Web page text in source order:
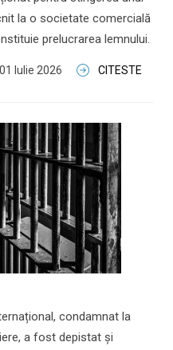
la o societate comercială
prelucrarea lemnului.
01 Iulie 2026 CITESTE
condamnat la
a fost depistat și